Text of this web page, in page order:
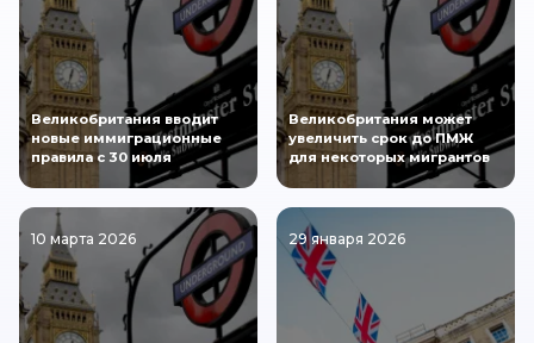
Великобритания вводит
новые иммиграционные
правила с 30 июля
Великобритания может
увеличить срок до ПМЖ
для некоторых мигрантов
10 марта 2026 29 января 2026